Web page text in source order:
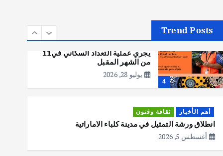
Trend Posts
4
مكتب الإحصاءات الأسترالي (ABS)
يجري عملية التعداد السكاني في11
من الشهر المقبل
يوليو 28, 2026
أهم الأخبار ثقافة وفنون
انطلاق ورشة التمثيل في مدينة كلباء الاماراتية
أغسطس 5, 2026